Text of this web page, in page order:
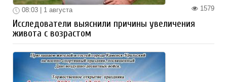
1579
08:03 | 1 августа
Исследователи выяснили причины увеличения
живота с возрастом